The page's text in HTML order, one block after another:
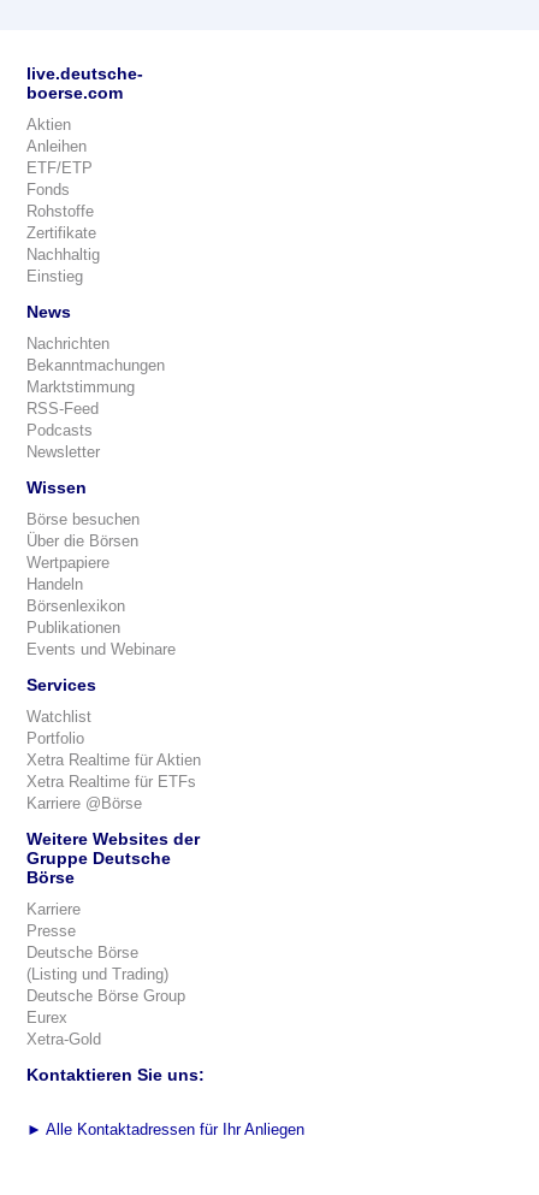
live.deutsche-
boerse.com
Aktien
Anleihen
ETF/ETP
Fonds
Rohstoffe
Zertifikate
Nachhaltig
Einstieg
News
Nachrichten
Bekanntmachungen
Marktstimmung
RSS-Feed
Podcasts
Newsletter
Wissen
Börse besuchen
Über die Börsen
Wertpapiere
Handeln
Börsenlexikon
Publikationen
Events und Webinare
Services
Watchlist
Portfolio
Xetra Realtime für Aktien
Xetra Realtime für ETFs
Karriere @Börse
Weitere Websites der
Gruppe Deutsche
Börse
Karriere
Presse
Deutsche Börse
(Listing und Trading)
Deutsche Börse Group
Eurex
Xetra-Gold
Kontaktieren Sie uns:
► Alle Kontaktadressen für Ihr Anliegen